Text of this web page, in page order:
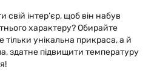
інтер’єр, щоб він набув
характеру? Обирайте
тільки унікальна прикраса, а й
здатне підвищити температуру